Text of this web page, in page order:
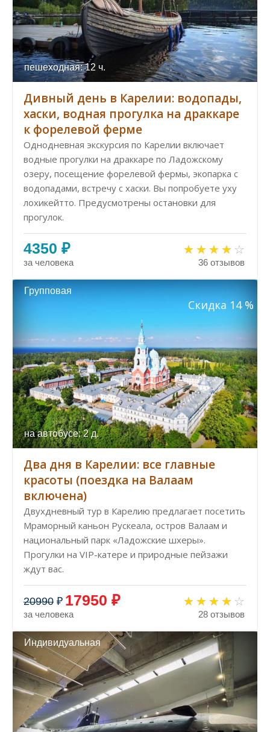
пешеходная: 12 ч.
Дивный день в Карелии: водопады,
хаски, водная прогулка на драккаре
к форелевой ферме
Однодневная экскурсия по Карелии включает
водные прогулки на драккаре по Ладожскому
озеру, посещение форелевой фермы, экопарка с
водопадами, встречу с хаски. Вы попробуете уху
лохикейтто. Предусмотрены остановки для
прогулок.
4350 ₽
за человека 36 отзывов
Групповая
на автобусе: 2 д.
Скидка 14 %
Два дня в Карелии: все главные
красоты (поездка на Валаам
включена)
Двухдневный тур в Карелию предлагает посетить
Мраморный каньон Рускеала, остров Валаам и
национальный парк «Ладожские шхеры».
Прогулки на VIP-катере и природные пейзажи
ждут вас.
20990 ₽ 17950 ₽
за человека 28 отзывов
Индивидуальная